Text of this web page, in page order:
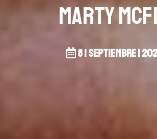
8 | septiembre |
Marty